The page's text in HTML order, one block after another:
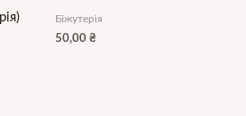
Біжутерія
50,00 ₴